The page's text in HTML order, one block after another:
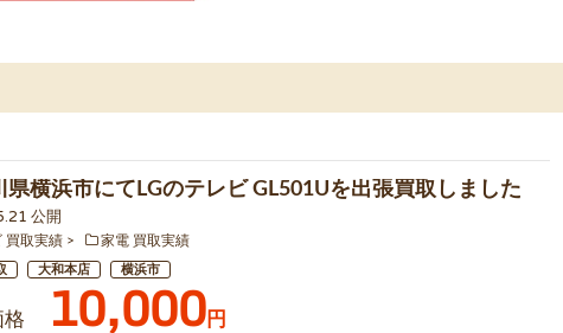
県横浜市にてLGのテレビ GL501Uを出張買取しました
公開
買取実績 家電 買取実績
大和本店 横浜市
格 10,000円